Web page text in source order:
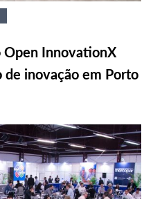
Open InnovationX
inovação em Porto